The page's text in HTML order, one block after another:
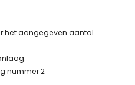
van Calpe (binnen 3
Zee (binnen 25 meter
(Playa de la Fosa)
van Calpe (binnen 500 meter
het aangegeven aantal
nummer 2